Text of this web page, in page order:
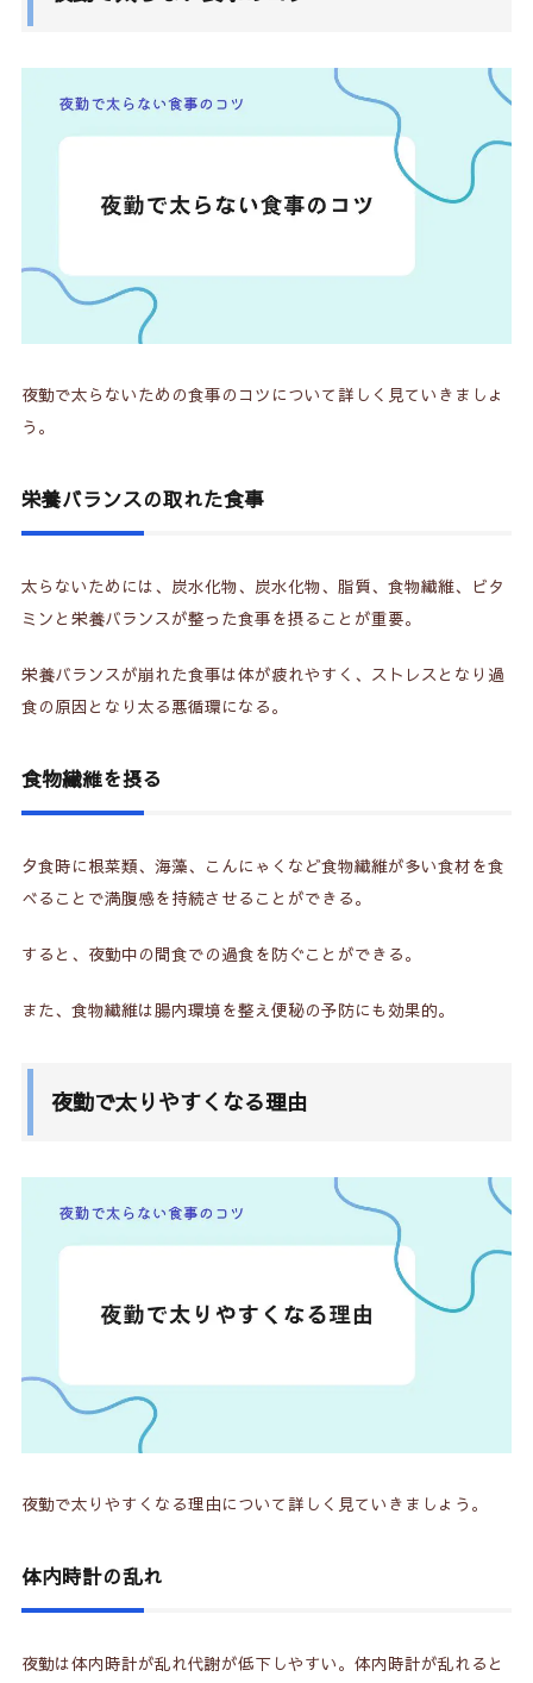
1-2. 食物繊維を摂る
2. 夜勤で太りやすくなる理由
2-3. 夜間はカロリー消費量が少ない
2-5. 差し入れが多い
3-2. 夜食
4. 夜勤者の栄養バランスに宅配食
4-1. NOSH（ナッシュ）
4-2. Dr.つるかめキッチン
5. 夜勤で太らない食事の工夫
5-2. 持ち運びジューサー
睡眠の質を高めることも大切
7-2. 夜勤中の間食は食べない方がいい？
8. 夜勤で太らないための食事術（まとめ）
夜勤で太らないための食事のコツについて詳しく見ていきましょ
う。
栄養バランスの取れた食事
太らないためには、炭水化物、炭水化物、脂質、食物繊維、ビタ
ミンと栄養バランスが整った食事を摂ることが重要。
栄養バランスが崩れた食事は体が疲れやすく、ストレスとなり過
食の原因となり太る悪循環になる。
食物繊維を摂る
夕食時に根菜類、海藻、こんにゃくなど食物繊維が多い食材を食
べることで満腹感を持続させることができる。
すると、夜勤中の間食での過食を防ぐことができる。
また、食物繊維は腸内環境を整え便秘の予防にも効果的。
夜勤で太りやすくなる理由
夜勤で太りやすくなる理由について詳しく見ていきましょう。
体内時計の乱れ
夜勤は体内時計が乱れ代謝が低下しやすい。体内時計が乱れると